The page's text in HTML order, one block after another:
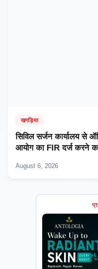
खगड़िया
सिविल सर्जन कार्यालय से
आयोग का FIR दर्ज करने
August 6, 2026